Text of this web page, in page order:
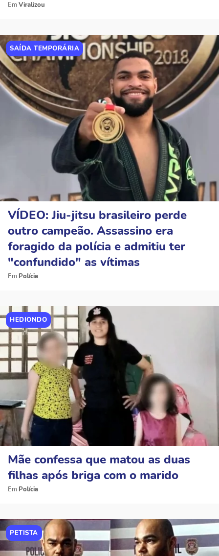
Viralizou
SAÍDA TEMPORÁRIA
VÍDEO: Jiu-jitsu brasileiro perde
outro campeão. Assassino era
foragido da polícia e admitiu ter
"confundido" as vítimas
Polícia
HEDIONDO
Mãe confessa que matou as duas
filhas após briga com o marido
Polícia
PETISTA